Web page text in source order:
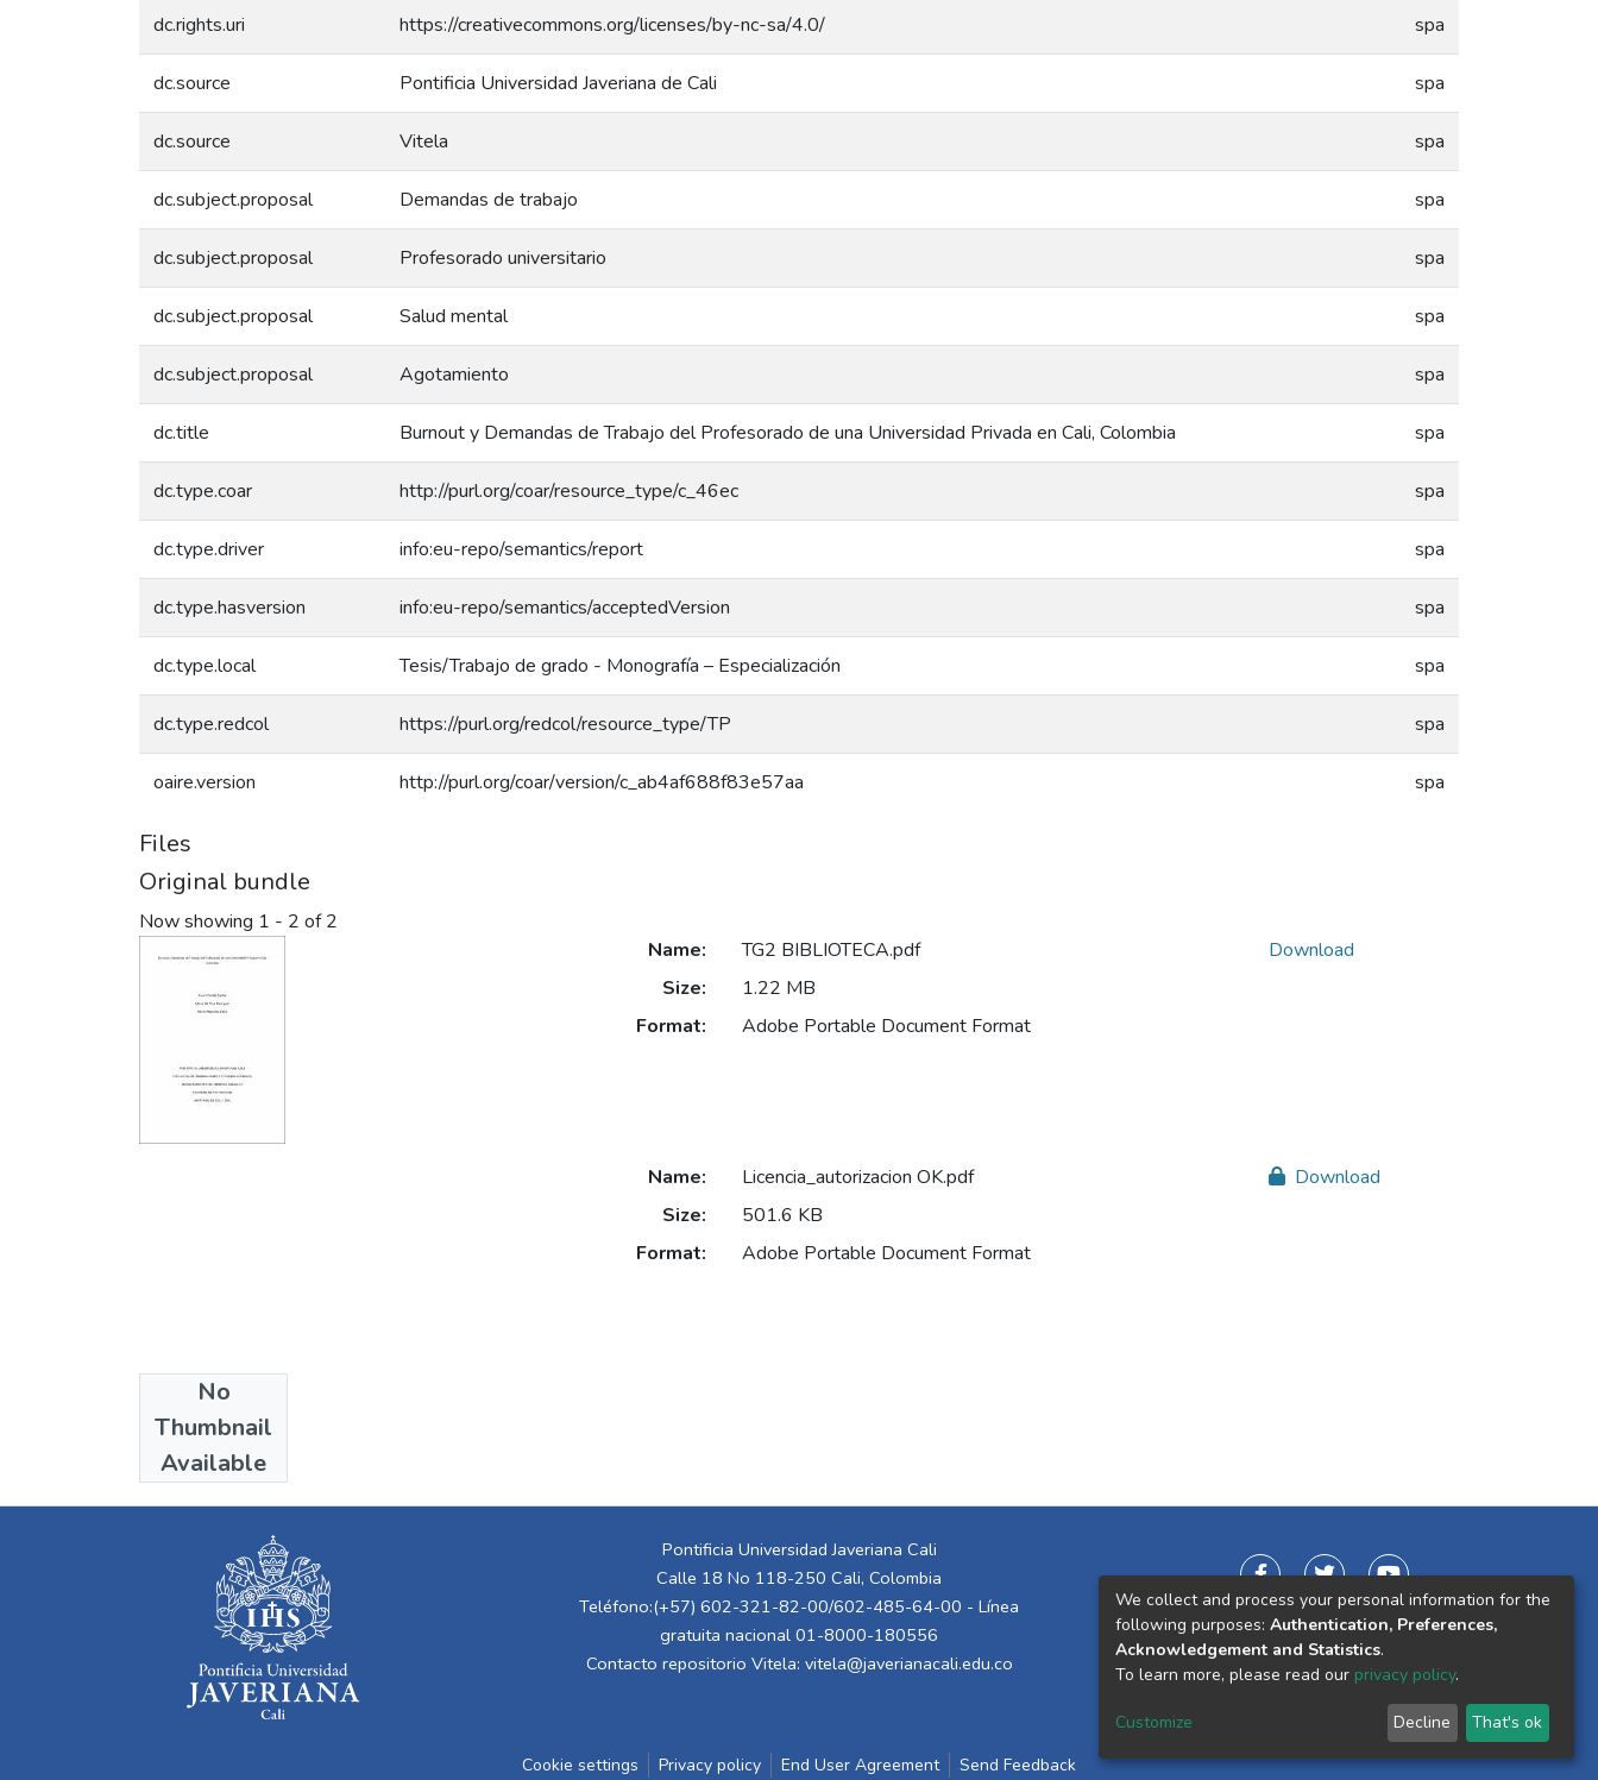
dc.rights.uri https://creativecommons.org/licenses/by-nc-sa/4.0/ spa
dc.source Pontificia Universidad Javeriana de Cali spa
dc.source Vitela spa
dc.subject.proposal Demandas de trabajo spa
dc.subject.proposal Profesorado universitario spa
dc.subject.proposal Salud mental spa
dc.subject.proposal Agotamiento spa
dc.title Burnout y Demandas de Trabajo del Profesorado de una Universidad Privada en Cali, Colombia spa
dc.type.coar http://purl.org/coar/resource_type/c_46ec spa
dc.type.driver info:eu-repo/semantics/report spa
dc.type.hasversion info:eu-repo/semantics/acceptedVersion spa
dc.type.local Tesis/Trabajo de grado - Monografía – Especialización spa
dc.type.redcol https://purl.org/redcol/resource_type/TP spa
oaire.version http://purl.org/coar/version/c_ab4af688f83e57aa spa
Files
Original bundle
Now showing 1 - 2 of 2
Name:
TG2 BIBLIOTECA.pdf
Size:
1.22 MB
Format:
Adobe Portable Document Format
Download
No
Thumbnail
Available
Name:
Licencia_autorizacion OK.pdf
Size:
501.6 KB
Format:
Adobe Portable Document Format
Download
Collections
Pontificia Universidad Javeriana Cali
Calle 18 No 118-250 Cali, Colombia
Teléfono:(+57) 602-321-82-00/602-485-64-00 - Línea
gratuita nacional 01-8000-180556
Contacto repositorio Vitela: vitela@javerianacali.edu.co
Cookie settings Privacy policy End User Agreement Send Feedback
We collect and process your personal information for the
following purposes: Authentication, Preferences,
Acknowledgement and Statistics.
To learn more, please read our privacy policy.
Customize Decline That's ok